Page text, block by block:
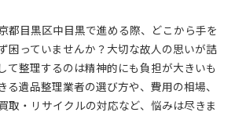
都目黒区中目黒で進める際、どこから手を
困っていませんか？大切な故人の思いが詰
て整理するのは精神的にも負担が大きいも
る遺品整理業者の選び方や、費用の相場、
取・リサイクルの対応など、悩みは尽きま